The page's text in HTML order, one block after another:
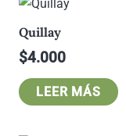
Quillay
$4.000
LEER MÁS